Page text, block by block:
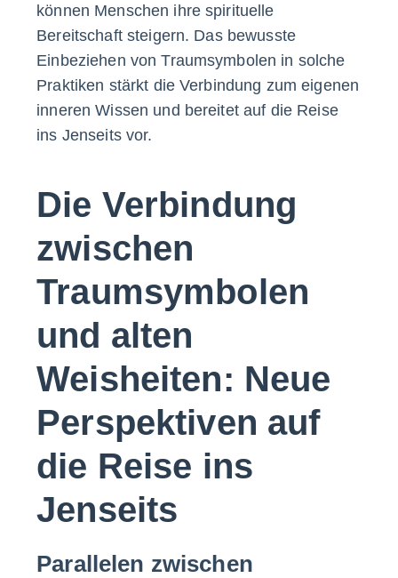
können Menschen ihre spirituelle
Bereitschaft steigern. Das bewusste
Einbeziehen von Traumsymbolen in solche
Praktiken stärkt die Verbindung zum eigenen
inneren Wissen und bereitet auf die Reise
ins Jenseits vor.
Die Verbindung
zwischen
Traumsymbolen
und alten
Weisheiten: Neue
Perspektiven auf
die Reise ins
Jenseits
Parallelen zwischen